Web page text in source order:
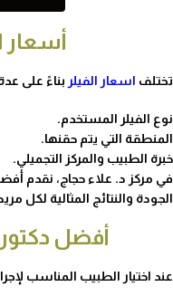
أسعار
تختلف اسعار الفيلر بناءً على
نوع الفيلر المستخدم.
المنطقة التي يتم حقنها.
خبرة الطبيب والمركز التجميلي.
في مركز د. علاء حجاج، نقدم
الجودة والنتائج المثالية لكل
أفضل
عند اختيار الطبيب المناسب